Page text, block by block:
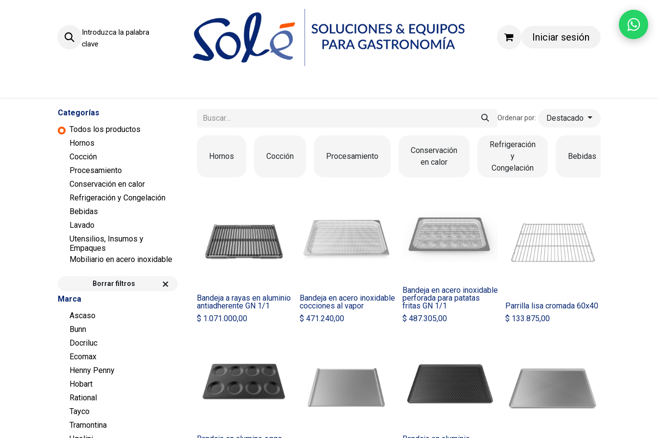
Introduzca la palabra
clave
Iniciar sesión
Categorías
Todos los productos
Hornos
Cocción
Procesamiento
Conservación en calor
Refrigeración y Congelación
Bebidas
Lavado
Utensilios, Insumos y
Empaques
Mobiliario en acero inoxidable
Borrar filtros
Marca
Ascaso
Bunn
Docriluc
Ecomax
Henny Penny
Hobart
Rational
Tayco
Tramontina
Ordenar por: Destacado
Hornos Cocción Procesamiento
Conservación
en calor
Refrigeración
y
Congelación
Bebidas
Bandeja a rayas en aluminio
antiadherente GN 1/1
$ 1.071.000,00
Bandeja en acero inoxidable
cocciones al vapor
$ 471.240,00
Bandeja en acero inoxidable
perforada para patatas
fritas GN 1/1
$ 487.305,00
Parrilla lisa cromada 60x40
$ 133.875,00